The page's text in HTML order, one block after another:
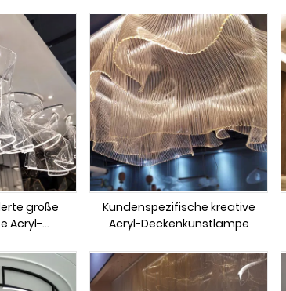
große
Acryl-
Kronleucht
Kundenspezifische kreative
Acryl-Deckenkunstlampe